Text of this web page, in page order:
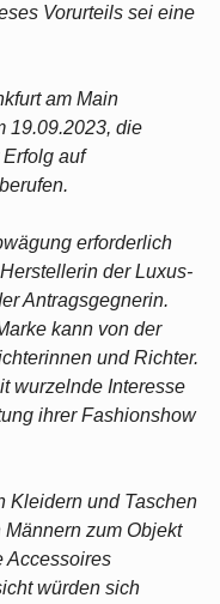
Vorurteils sei eine
am Main
19.09.2023, die
auf
erforderlich
der Luxus-
Antragsgegnerin.
kann von der
und Richter.
wurzelnde Interesse
ihrer Fashionshow
Kleidern und Taschen
zum Objekt
Accessoires
würden sich